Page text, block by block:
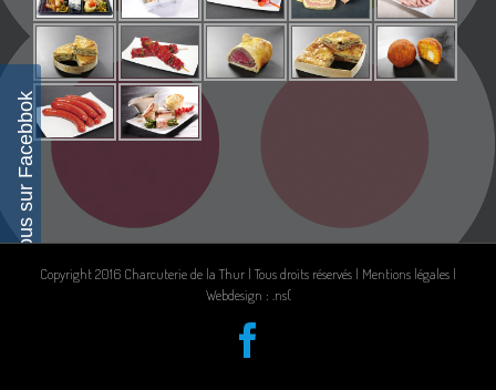
Copyright 2016 Charcuterie de la Thur | Tous droits réservés | Mentions légales |
Webdesign : .ns{
Suivez-nous sur Facebbok